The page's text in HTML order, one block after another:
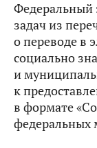
Федеральный
задач из
о переводе в
социально
и
к
в формате
федеральных